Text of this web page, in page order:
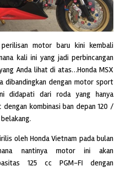
motor baru kini kembali
kali ini yang jadi perbincangan
Anda lihat di atas…Honda MSX
dibandingkan dengan motor sport
didapati dari roda yang hanya
dengan kombinasi ban depan 120 /
oleh Honda Vietnam pada bulan
nantinya motor ini akan
125 cc PGM-FI dengan